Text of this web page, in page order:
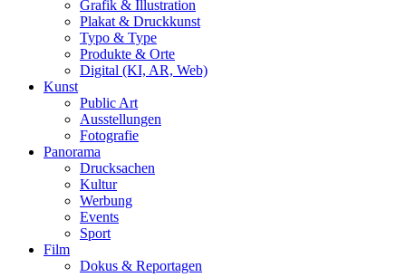
Grafik & Illustration
Plakat & Druckkunst
Typo & Type
Produkte & Orte
Digital (KI, AR, Web)
Kunst
Public Art
Ausstellungen
Fotografie
Panorama
Drucksachen
Kultur
Werbung
Events
Sport
Film
Dokus & Reportagen